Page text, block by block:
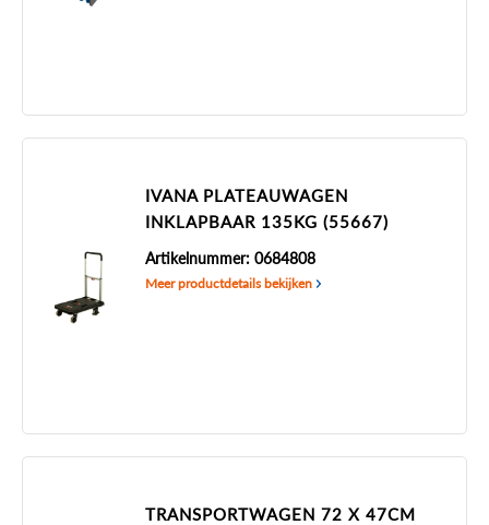
IVANA PLATEAUWAGEN
INKLAPBAAR 135KG (55667)
Artikelnummer: 0684808
Meer productdetails bekijken
TRANSPORTWAGEN 72 X 47CM